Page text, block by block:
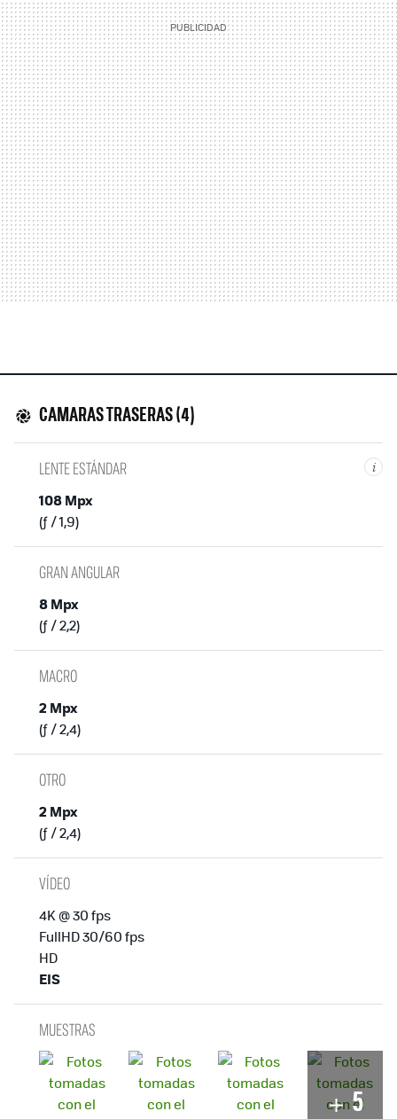
CAMARAS TRASERAS (4)
i
LENTE ESTÁNDAR
108 Mpx
(ƒ / 1,9)
GRAN ANGULAR
8 Mpx
(ƒ / 2,2)
MACRO
2 Mpx
(ƒ / 2,4)
OTRO
2 Mpx
(ƒ / 2,4)
VÍDEO
4K @ 30 fps
FullHD 30/60 fps
HD
EIS
MUESTRAS
5